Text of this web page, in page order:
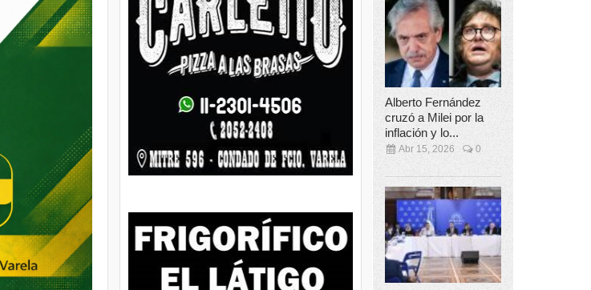
Alberto Fernández
cruzó a Milei por la
inflación y lo...
Abr 15, 2026 0